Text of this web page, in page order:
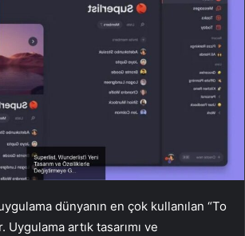
dünyanın en çok kullanılan “To
Uygulama artık tasarımı ve